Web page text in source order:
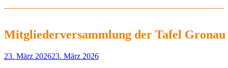
Mitgliederversammlung der Tafel Gronau
23. März 202623. März 2026